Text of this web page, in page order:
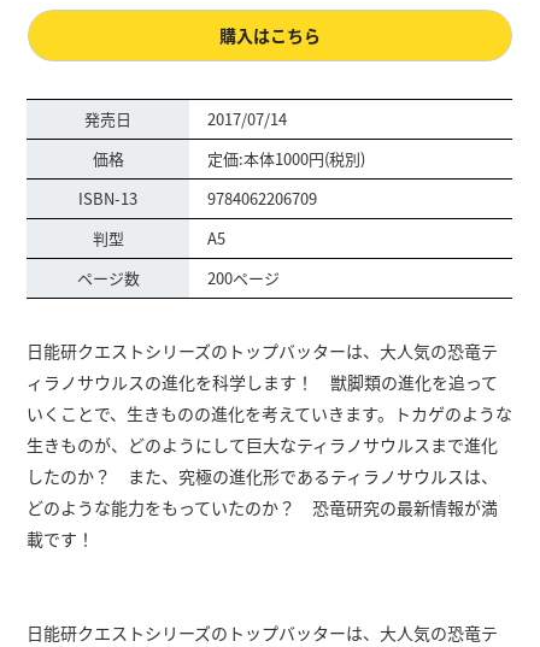
購入はこちら
発売日
2017/07/14
価格
定価:本体1000円(税別)
ISBN-13
9784062206709
判型
A5
ページ数
200ページ
日能研クエストシリーズのトップバッターは、大人気の恐竜テ
ィラノサウルスの進化を科学します！ 獣脚類の進化を追って
いくことで、生きものの進化を考えていきます。トカゲのような
生きものが、どのようにして巨大なティラノサウルスまで進化
したのか？ また、究極の進化形であるティラノサウルスは、
どのような能力をもっていたのか？ 恐竜研究の最新情報が満
載です！
日能研クエストシリーズのトップバッターは、大人気の恐竜テ